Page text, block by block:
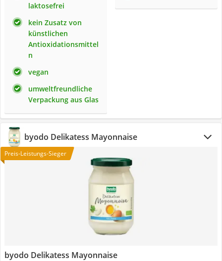
laktosefrei
kein Zusatz von
künstlichen
Antioxidationsmittel
n
vegan
umweltfreundliche
Verpackung aus Glas
byodo Delikatess Mayonnaise
Preis-Leistungs-Sieger
byodo Delikatess Mayonnaise